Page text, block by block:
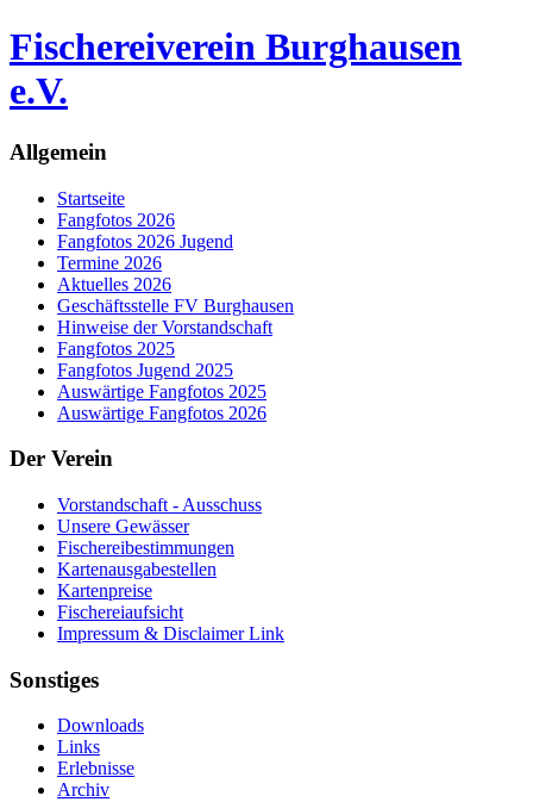
Fischereiverein Burghausen
e.V.
Allgemein
Startseite
Fangfotos 2026
Fangfotos 2026 Jugend
Termine 2026
Aktuelles 2026
Geschäftsstelle FV Burghausen
Hinweise der Vorstandschaft
Fangfotos 2025
Fangfotos Jugend 2025
Auswärtige Fangfotos 2025
Auswärtige Fangfotos 2026
Der Verein
Vorstandschaft - Ausschuss
Unsere Gewässer
Fischereibestimmungen
Kartenausgabestellen
Kartenpreise
Fischereiaufsicht
Impressum & Disclaimer Link
Sonstiges
Downloads
Links
Erlebnisse
Archiv